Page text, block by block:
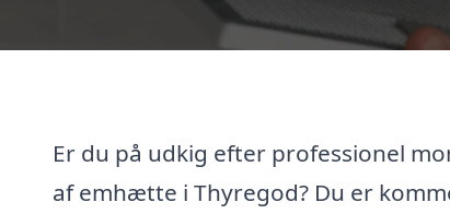
Er du på udkig efter professionel
af emhætte i Thyregod? Du er